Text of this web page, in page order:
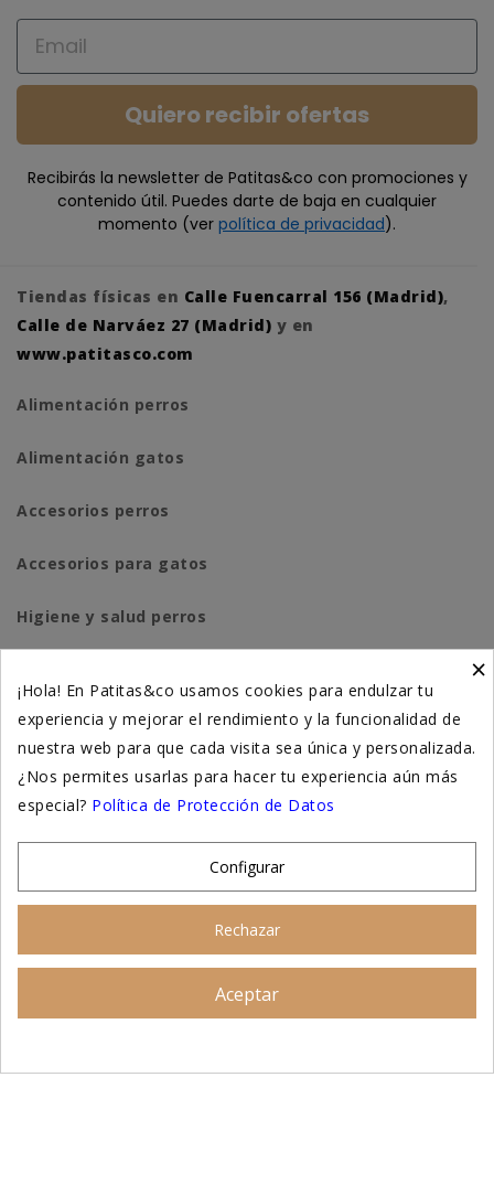
Email
Quiero recibir ofertas
Recibirás la newsletter de Patitas&co con promociones y
contenido útil. Puedes darte de baja en cualquier
momento (ver política de privacidad).
Tiendas físicas en Calle Fuencarral 156 (Madrid),
Calle de Narváez 27 (Madrid) y en
www.patitasco.com
Alimentación perros
Alimentación gatos
Accesorios perros
Accesorios para gatos
Higiene y salud perros
Suplementación natural
Otros
×
¡Hola! En Patitas&co usamos cookies para endulzar tu
experiencia y mejorar el rendimiento y la funcionalidad de
nuestra web para que cada visita sea única y personalizada.
¿Nos permites usarlas para hacer tu experiencia aún más
especial? Política de Protección de Datos
Configurar
Rechazar
Aceptar